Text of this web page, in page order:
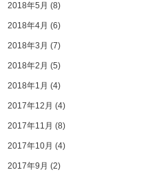
2018年5月 (8)
2018年4月 (6)
2018年3月 (7)
2018年2月 (5)
2018年1月 (4)
2017年12月 (4)
2017年11月 (8)
2017年10月 (4)
2017年9月 (2)